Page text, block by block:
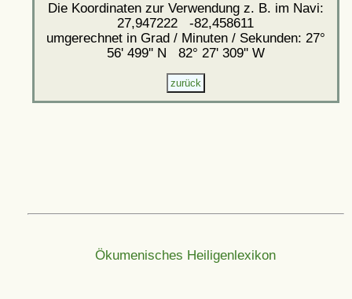
Die Koordinaten zur Verwendung z. B. im Navi:
27,947222 -82,458611
umgerechnet in Grad / Minuten / Sekunden: 27°
56' 499'' N 82° 27' 309'' W
Ökumenisches Heiligenlexikon